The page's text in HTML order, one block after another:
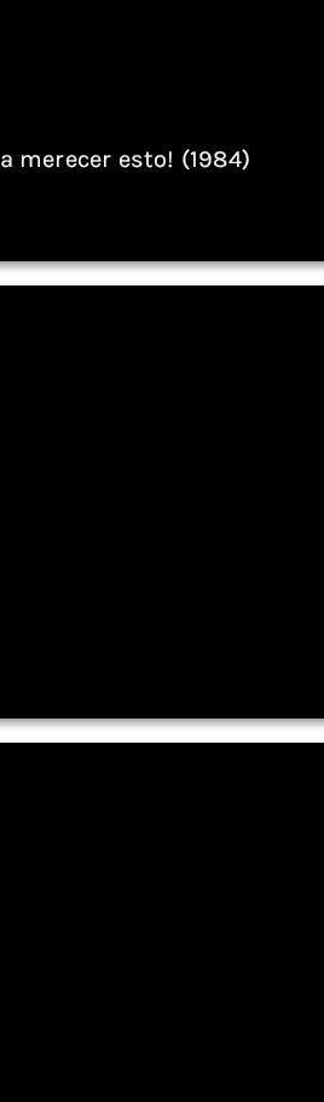
merecer esto! (1984)